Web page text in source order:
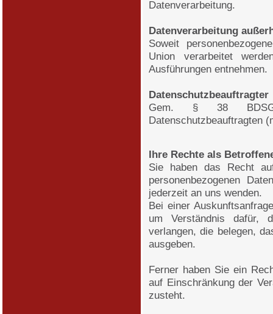
Datenverarbeitung.
Datenverarbeitung
Soweit
Union verarbeitet
Ausführungen entnehmen.
Datenschutzbeauftragter
Gem. § 38
Datenschutzbeauftragten
Ihre Rechte als
Sie haben das Recht
personenbezogenen
jederzeit an uns wenden.
Bei einer
um Verständnis dafür,
verlangen, die belegen,
ausgeben.
Ferner haben Sie ein
auf Einschränkung der
zusteht.